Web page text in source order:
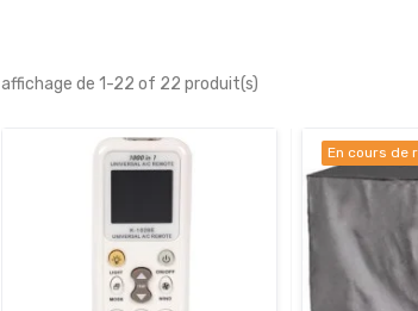
affichage de 1-22 of 22 produit(s)
En cours de